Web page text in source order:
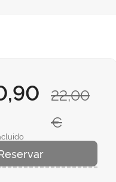
22,00
€